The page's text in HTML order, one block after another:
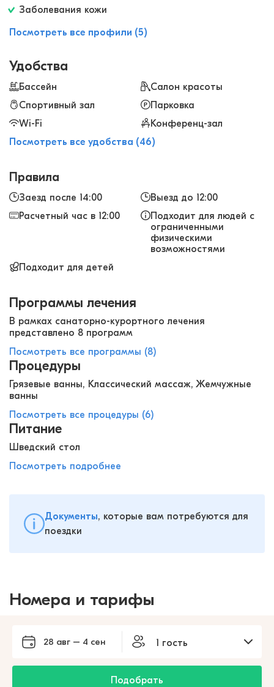
Заболевания кожи
Посмотреть все профили (5)
Удобства
Бассейн
Салон красоты
Спортивный зал
Парковка
Wi-Fi
Конференц-зал
Посмотреть все удобства (46)
Правила
Заезд после 14:00
Выезд до 12:00
Расчетный час в 12:00
Подходит для людей с
ограниченными
физическими
возможностями
Подходит для детей
Программы лечения
В рамках санаторно-курортного лечения
представлено 8 программ
Посмотреть все программы (8)
Процедуры
Грязевые ванны, Классический массаж, Жемчужные
ванны
Посмотреть все процедуры (6)
Питание
Шведский стол
Посмотреть подробнее
Документы, которые вам потребуются для
поездки
Номера и тарифы
28 авг – 4 сен 1 гость
Подобрать